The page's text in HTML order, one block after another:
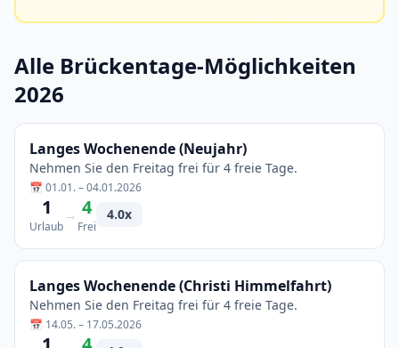
Alle Brückentage-Möglichkeiten
2026
Langes Wochenende (Neujahr)
Nehmen Sie den Freitag frei für 4 freie Tage.
📅 01.01. – 04.01.2026
1
Urlaub
→ 4
Frei
4.0x
Langes Wochenende (Christi Himmelfahrt)
Nehmen Sie den Freitag frei für 4 freie Tage.
📅 14.05. – 17.05.2026